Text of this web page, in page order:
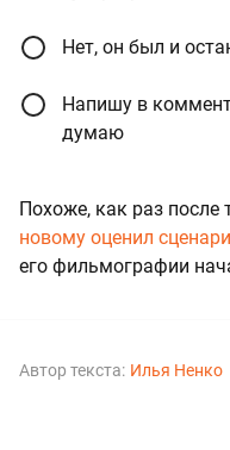
Нет, он был и
Напишу в
думаю
Похоже, как раз после
новому оценил
его фильмографии
Автор текста: Илья Ненко